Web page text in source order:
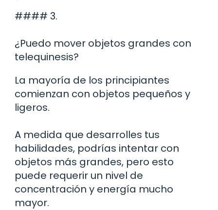
#### 3.
¿Puedo mover objetos grandes con
telequinesis?
La mayoría de los principiantes
comienzan con objetos pequeños y
ligeros.
A medida que desarrolles tus
habilidades, podrías intentar con
objetos más grandes, pero esto
puede requerir un nivel de
concentración y energía mucho
mayor.